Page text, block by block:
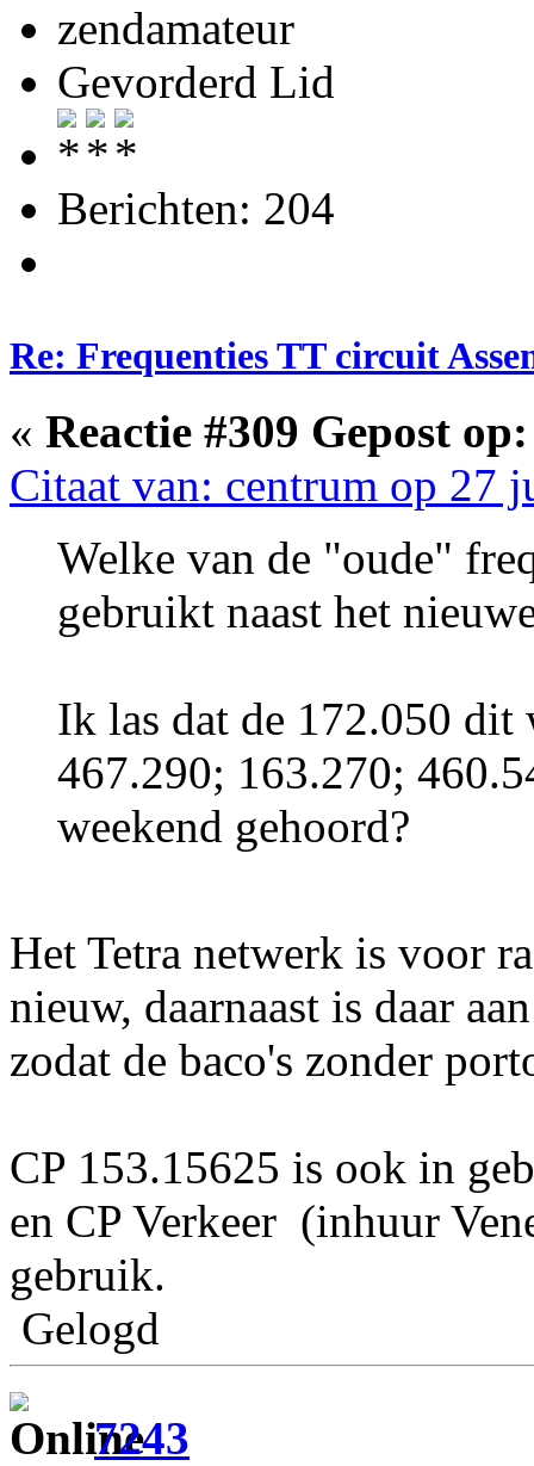
zendamateur
Gevorderd Lid
Berichten: 204
Re: Frequenties TT circuit
« Reactie #309 Gepost op:
Citaat van: centrum op 27
Welke van de "oude"
gebruikt naast het
Ik las dat de 172.050
467.290; 163.270;
weekend gehoord?
Het Tetra netwerk is voor
nieuw, daarnaast is daar
zodat de baco's zonder
CP 153.15625 is ook in
en CP Verkeer (inhuur
gebruik.
Gelogd
7243